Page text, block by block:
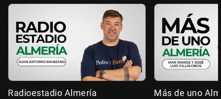
Radioestadio Almería Más de uno